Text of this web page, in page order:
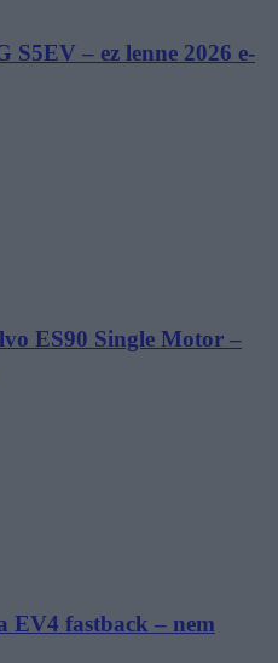
S5EV – ez lenne 2026 e-
ES90 Single Motor –
EV4 fastback – nem